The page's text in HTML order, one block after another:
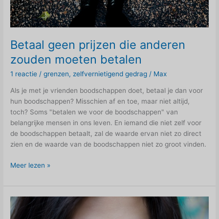
Betaal geen prijzen die anderen
zouden moeten betalen
1 reactie /grenzen, zelfvernietigend gedrag / Max
Als je met je vrienden boodschappen doet, betaal je dan voor
hun boodschappen? Misschien af en toe, maar niet altijd,
toch? Soms "betalen we voor de boodschappen" van
belangrijke mensen in ons leven. En iemand die niet zelf voor
de boodschappen betaalt, zal de waarde ervan niet zo direct
zien en de waarde van de boodschappen niet zo groot vinden.
Betaal
prijzen
die
anderen
Meer lezen »